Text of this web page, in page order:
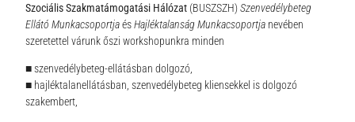
Szociális Szakmatámogatási Hálózat (BUSZSZH)Szenvedélybeteg
Ellátó MunkacsoportjaésHajléktalanság Munkacsoportja nevében
szeretettel várunk őszi workshopunkra minden
■ szenvedélybeteg-ellátásban dolgozó,
■ hajléktalanellátásban, szenvedélybeteg kliensekkel is dolgozó
szakembert,